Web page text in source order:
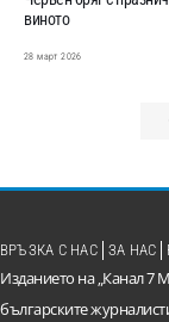
виното
28 март 2026
Изданието на „Канал 7
българските
ВРЪЗКА С НАС ЗА НАС